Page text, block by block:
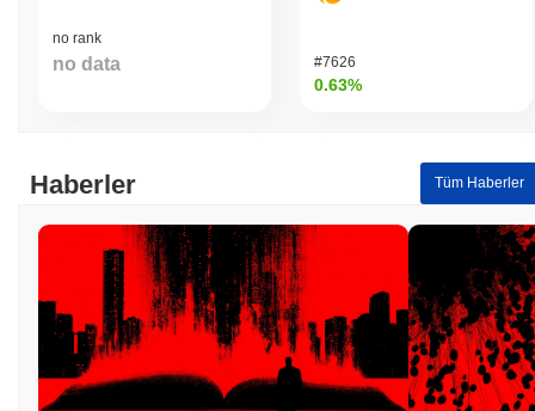
no rank
no data #7626
0.63%
Haberler Tüm Haberler